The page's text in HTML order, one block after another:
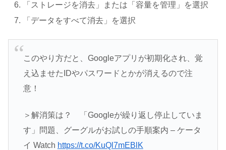
「ストレージを消去」または「容量を管理」を選択
「データをすべて消去」を選択
このやり方だと、Googleアプリが初期化され、覚
え込ませたIDやパスワードとかが消えるので注
意！
＞解消策は？ 「Googleが繰り返し停止していま
す」問題、グーグルがお試しの手順案内 – ケータ
イ Watch https://t.co/KuQl7mEBlK